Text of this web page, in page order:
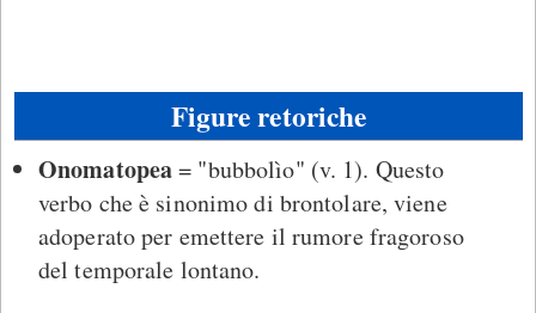
Figure retoriche
Onomatopea= "bubbolìo" (v. 1). Questo
verbo che è sinonimo di brontolare, viene
adoperato per emettere il rumore fragoroso
del temporale lontano.